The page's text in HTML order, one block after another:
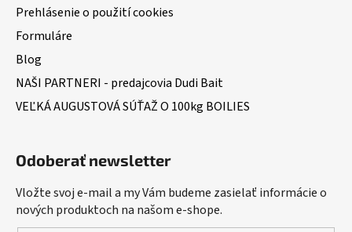
Prehlásenie o použití cookies
Formuláre
Blog
NAŠI PARTNERI - predajcovia Dudi Bait
VEĽKÁ AUGUSTOVÁ SÚŤAŽ O 100kg BOILIES
Odoberať newsletter
Vložte svoj e-mail a my Vám budeme zasielať informácie o
nových produktoch na našom e-shope.